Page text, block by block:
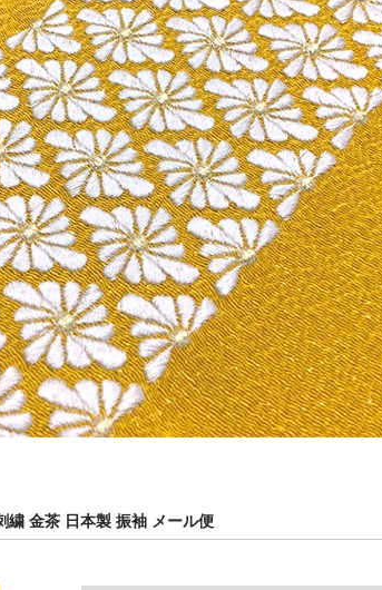
繍 金茶 日本製 振袖 メール便